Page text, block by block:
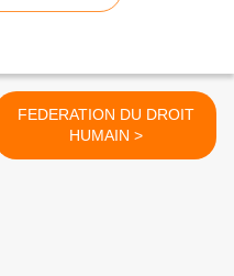
FEDERATION DU DROIT
HUMAIN >